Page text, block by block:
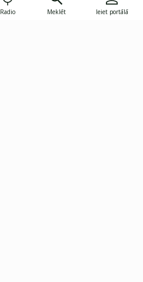
Radio Meklēt Ieiet portālā